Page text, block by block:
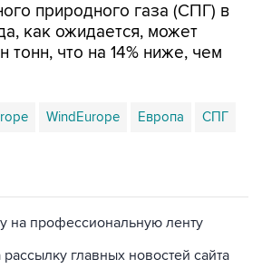
природного газа (СПГ) в
как ожидается, может
тонн, что на 14% ниже, чем
WindEurope Европа СПГ
на профессиональную ленту
главных новостей сайта